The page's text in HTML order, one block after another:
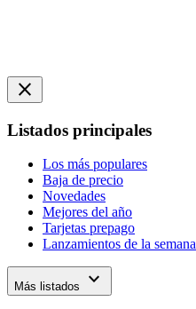
close
Listados principales
Los más populares
Baja de precio
Novedades
Mejores del año
Tarjetas prepago
Lanzamientos de la semana
Más listados expand_more